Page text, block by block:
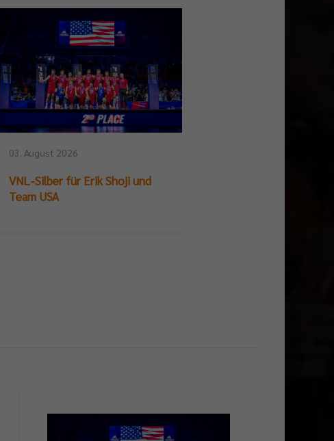
03. August 2026
VNL-Silber für Erik Shoji und
Team USA